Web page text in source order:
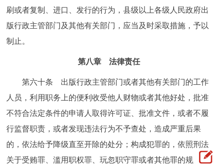
刷或者复制、进口、发行的行为，县级以上各级人民政府出
版行政主管部门及其他有关部门，应当及时采取措施，予以
制止。
第八章 法律责任
第六十条 出版行政主管部门或者其他有关部门的工作
人员，利用职务上的便利收受他人财物或者其他好处，批准
不符合法定条件的申请人取得许可证、批准文件，或者不履
行监督职责，或者发现违法行为不予查处，造成严重后果
的，依法给予降级直至开除的处分；构成犯罪的，依照刑法
关于受贿罪、滥用职权罪、玩忽职守罪或者其他罪的规定，